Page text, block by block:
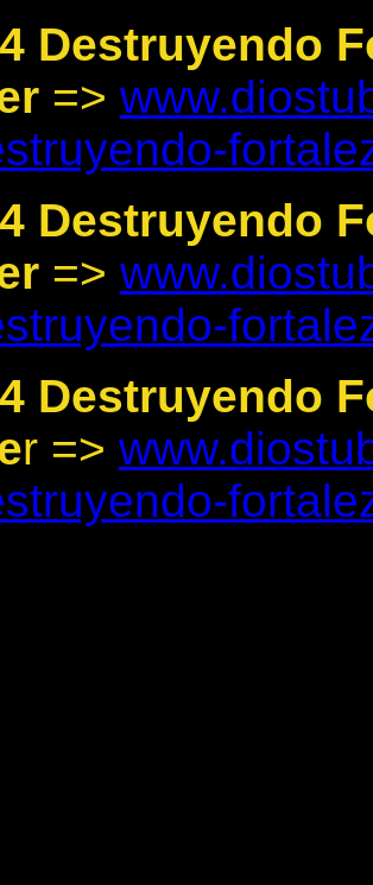
Destruyendo
=>
Destruyendo
=>
Destruyendo
r =>